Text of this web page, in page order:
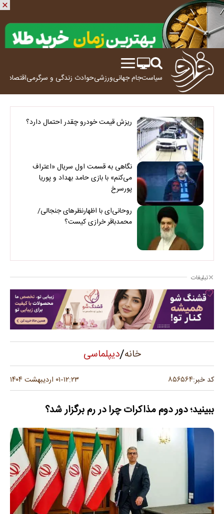
سیاستجام جهانیورزشیحوادث زندگی و سرگرمیاقتصاد
ریزش قیمت خودرو چقدر احتمال دارد؟
نگاهی به قسمت اول سریال «اعتراف
می‌کنم» با بازی حامد بهداد و پوریا
پورسرخ
روحانی‌ای با اظهارنظرهای جنجالی/
محمدباقر خرازی کیست؟
تبلیغات
خانه/دیپلماسی
کد خبر:۸۵۶۵۶۴ ۱۲:۲۳-۰۱ اردیبهشت ۱۴۰۴
ببینید؛ دور دوم مذاکرات چرا در رم برگزار شد؟